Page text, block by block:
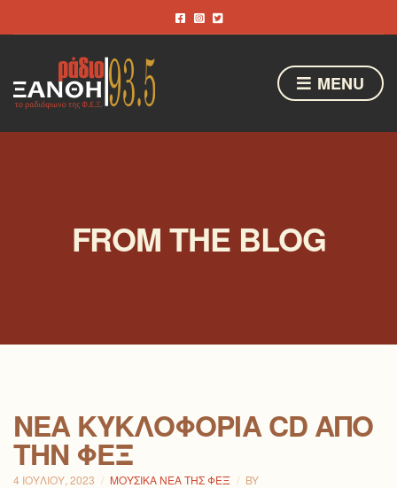
MENU
FROM THE BLOG
ΝΕΑ ΚΥΚΛΟΦΟΡΙΑ CD ΑΠΟ
ΤΗΝ ΦΕΞ
4 ΙΟΥΛΊΟΥ, 2023 ΜΟΥΣΙΚΆ ΝΈΑ ΤΗΣ ΦΕΞ BY